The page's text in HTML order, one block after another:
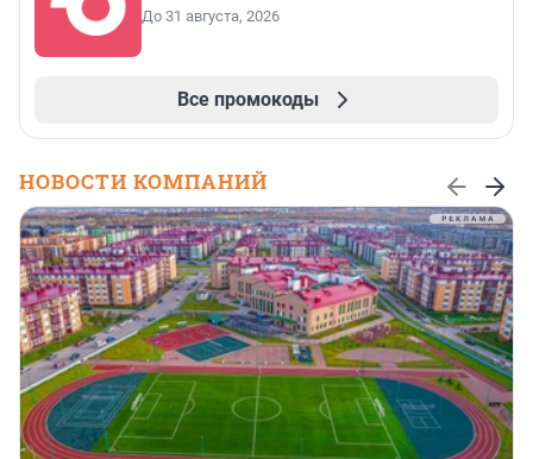
До 31 августа, 2026
Все промокоды
НОВОСТИ КОМПАНИЙ